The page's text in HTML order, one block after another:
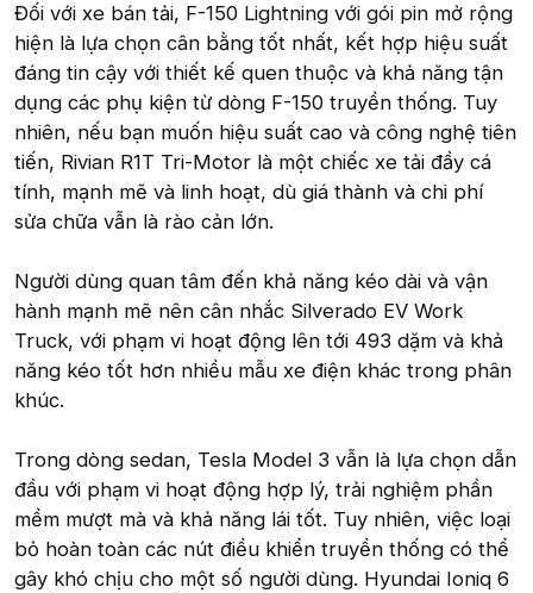
Đối với xe bán tải, F-150 Lightning với gói pin mở rộng
hiện là lựa chọn cân bằng tốt nhất, kết hợp hiệu suất
đáng tin cậy với thiết kế quen thuộc và khả năng tận
dụng các phụ kiện từ dòng F-150 truyền thống. Tuy
nhiên, nếu bạn muốn hiệu suất cao và công nghệ tiên
tiến, Rivian R1T Tri-Motor là một chiếc xe tải đầy cá
tính, mạnh mẽ và linh hoạt, dù giá thành và chi phí
sửa chữa vẫn là rào cản lớn.
Người dùng quan tâm đến khả năng kéo dài và vận
hành mạnh mẽ nên cân nhắc Silverado EV Work
Truck, với phạm vi hoạt động lên tới 493 dặm và khả
năng kéo tốt hơn nhiều mẫu xe điện khác trong phân
khúc.
Trong dòng sedan, Tesla Model 3 vẫn là lựa chọn dẫn
đầu với phạm vi hoạt động hợp lý, trải nghiệm phần
mềm mượt mà và khả năng lái tốt. Tuy nhiên, việc loại
bỏ hoàn toàn các nút điều khiển truyền thống có thể
gây khó chịu cho một số người dùng. Hyundai Ioniq 6